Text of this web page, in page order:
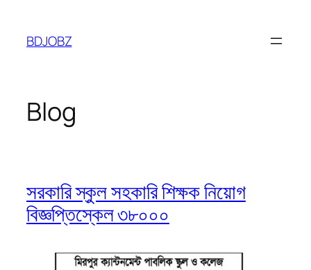
content
BDJOBZ
Blog
সরকারি স্কুল সহকারি শিক্ষক নিয়োগ
বিজ্ঞপ্তিস্কেল ৩৮০০০